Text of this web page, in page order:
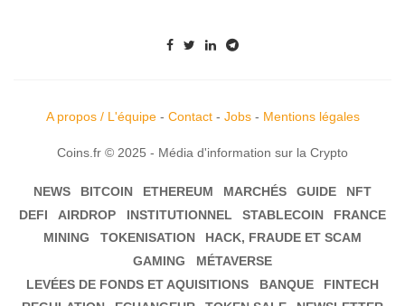
A propos / L'équipe- Contact- Jobs- Mentions légales
Coins.fr © 2025 - Média d'information sur la Crypto
NEWS BITCOIN ETHEREUM MARCHÉS GUIDE
NFT
DEFI
AIRDROP INSTITUTIONNEL STABLECOIN
FRANCE
MINING
TOKENISATION
HACK, FRAUDE ET SCAM
GAMING
MÉTAVERSE
LEVÉES DE FONDS ET AQUISITIONS
BANQUE
FINTECH